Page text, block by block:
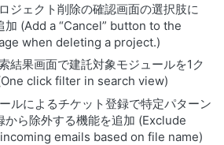
ジェクト削除の確認画面の選択肢に
加 (Add a “Cancel” button to the
when deleting a project.)
結果画面で建託対象モジュールを1ク
click filter in search view)
ルによるチケット登録で特定パターン
から除外する機能を追加 (Exclude
emails based on file name)